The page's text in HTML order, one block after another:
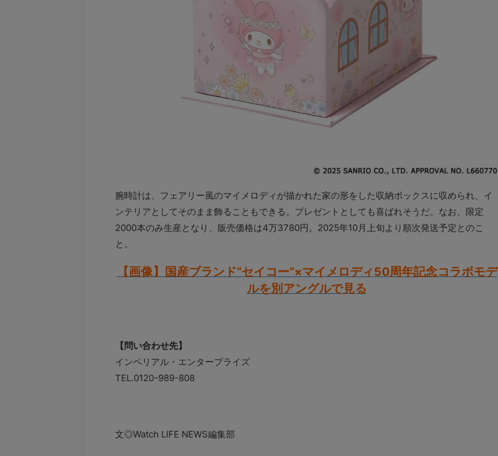
腕時計は、フェアリー風のマイメロディが描かれた家の形をした収納ボックスに収められ、イ
ンテリアとしてそのまま飾ることもできる。プレゼントとしても喜ばれそうだ。なお、限定
2000本のみ生産となり、販売価格は4万3780円。2025年10月上旬より順次発送予定とのこ
と。
【画像】国産ブランド“セイコー”×マイメロディ50周年記念コラボモデ
ルを別アングルで見る
【問い合わせ先】
インペリアル・エンタープライズ
TEL.0120-989-808
文◎Watch LIFE NEWS編集部